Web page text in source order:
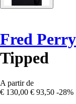
Fred Perry
Tipped
A partir de
€ 130,00 € 93,50 -28%